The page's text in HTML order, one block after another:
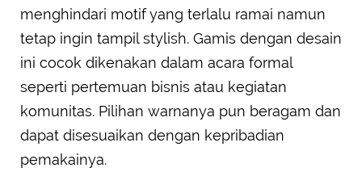
menghindari motif yang terlalu ramai namun
tetap ingin tampil stylish. Gamis dengan desain
ini cocok dikenakan dalam acara formal
seperti pertemuan bisnis atau kegiatan
komunitas. Pilihan warnanya pun beragam dan
dapat disesuaikan dengan kepribadian
pemakainya.